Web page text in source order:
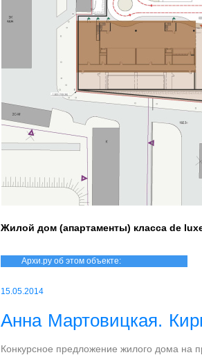
Жилой дом (апартаменты) класса de
Архи.ру об этом объекте:
15.05.2014
Анна Мартовицкая.
Конкурсное предложение жилого дома на